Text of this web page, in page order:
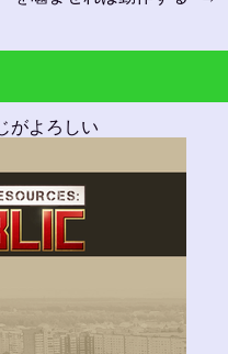
がよろしい